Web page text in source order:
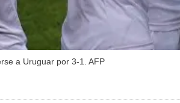
a Uruguar por 3-1. AFP